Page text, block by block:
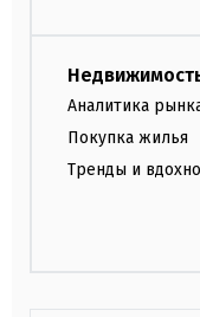
Аналитика
Покупка жилья
Тренды и